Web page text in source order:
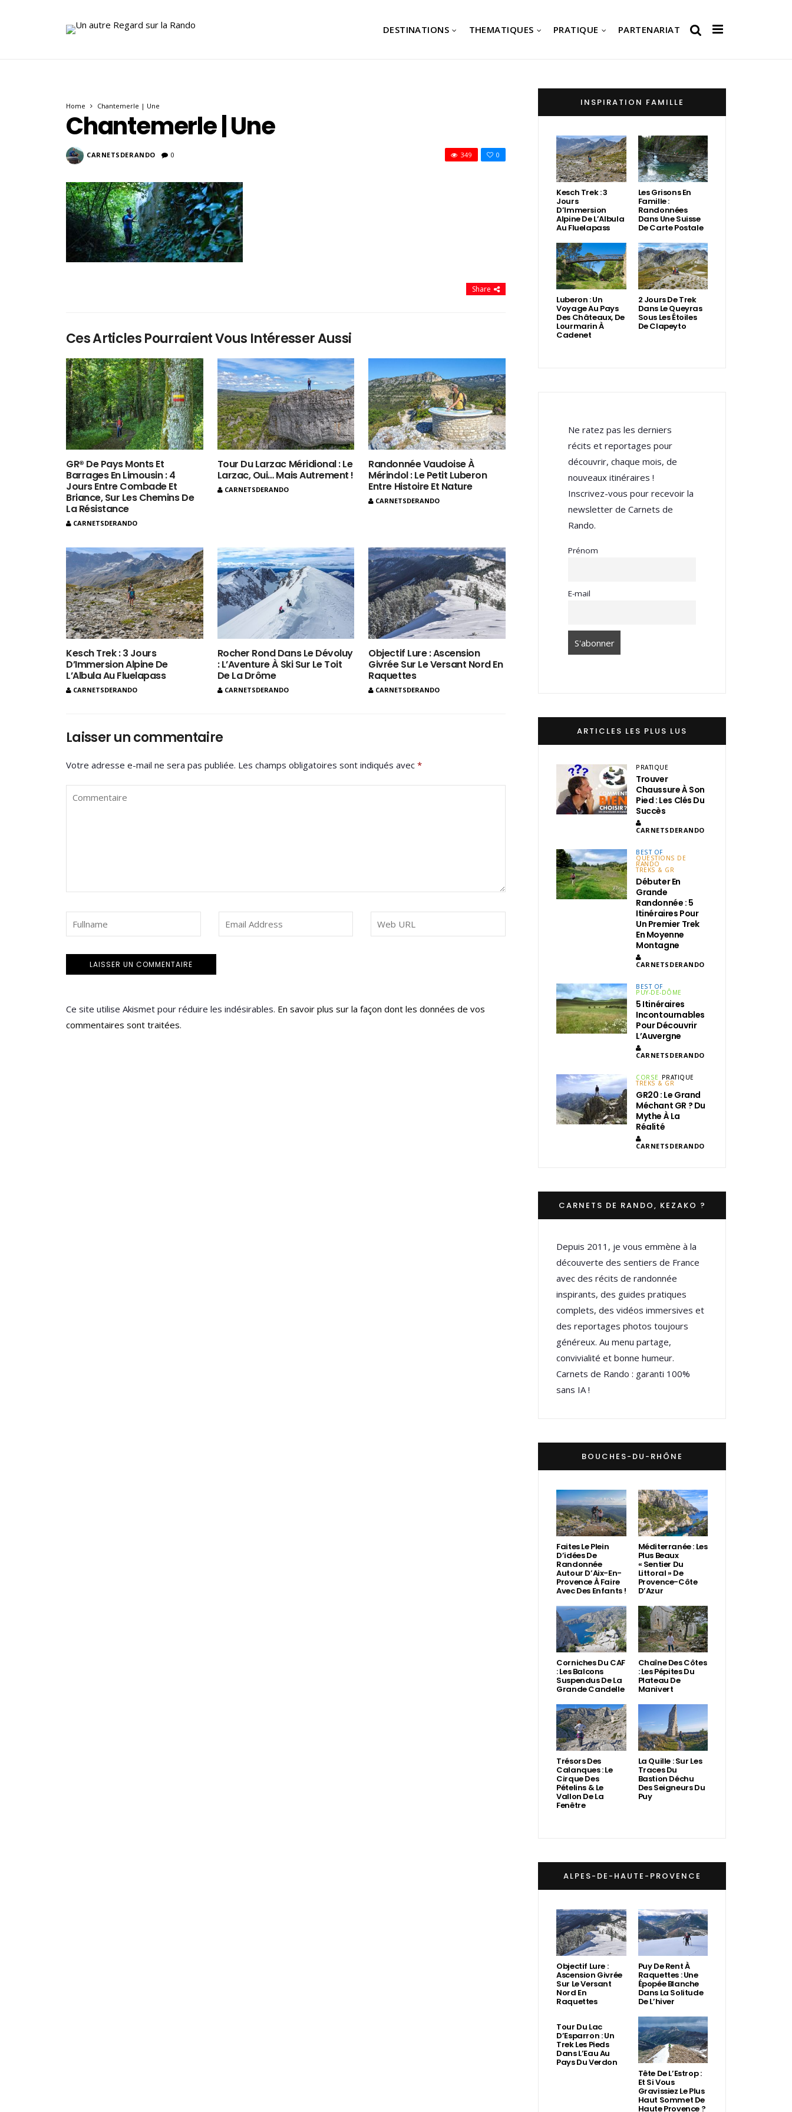
DESTINATIONS THEMATIQUES PRATIQUE PARTENARIAT
Home Chantemerle | Une
Chantemerle | Une
CARNETSDERANDO 0 0
349
Share
Ces Articles Pourraient Vous Intéresser Aussi
GR® De Pays Monts Et
Barrages En Limousin : 4
Jours Entre Combade Et
Briance, Sur Les Chemins De
La Résistance
CARNETSDERANDO
Tour Du Larzac Méridional : Le
Larzac, Oui… Mais Autrement !
CARNETSDERANDO
Randonnée Vaudoise À
Mérindol : Le Petit Luberon
Entre Histoire Et Nature
CARNETSDERANDO
Kesch Trek : 3 Jours
D’Immersion Alpine De
L’Albula Au Fluelapass
CARNETSDERANDO
Rocher Rond Dans Le Dévoluy
: L’Aventure À Ski Sur Le Toit
De La Drôme
CARNETSDERANDO
Objectif Lure : Ascension
Givrée Sur Le Versant Nord En
Raquettes
CARNETSDERANDO
Laisser un commentaire
Votre adresse e-mail ne sera pas publiée. Les champs obligatoires sont indiqués avec *
Ce site utilise Akismet pour réduire les indésirables. En savoir plus sur la façon dont les données de vos
commentaires sont traitées.
INSPIRATION FAMILLE
Kesch Trek : 3
Jours
D’Immersion
Alpine De L’Albula
Au Fluelapass
Les Grisons En
Famille :
Randonnées
Dans Une Suisse
De Carte Postale
Luberon : Un
Voyage Au Pays
Des Châteaux, De
Lourmarin À
Cadenet
2 Jours De Trek
Dans Le Queyras
Sous Les Étoiles
De Clapeyto
Ne ratez pas les derniers
récits et reportages pour
découvrir, chaque mois, de
nouveaux itinéraires !
Inscrivez-vous pour recevoir la
newsletter de Carnets de
Rando.
Prénom
E-mail
ARTICLES LES PLUS LUS
PRATIQUE
Trouver
Chaussure À Son
Pied : Les Clés Du
Succès
CARNETSDERANDO
BEST OF
QUESTIONS DE
RANDO
TREKS & GR
Débuter En
Grande
Randonnée : 5
Itinéraires Pour
Un Premier Trek
En Moyenne
Montagne
CARNETSDERANDO
BEST OF
PUY-DE-DÔME
5 Itinéraires
Incontournables
Pour Découvrir
L’Auvergne
CARNETSDERANDO
CORSE PRATIQUE
TREKS & GR
GR20 : Le Grand
Méchant GR ? Du
Mythe À La
Réalité
CARNETSDERANDO
CARNETS DE RANDO, KEZAKO ?
Depuis 2011, je vous emmène à la
découverte des sentiers de France
avec des récits de randonnée
inspirants, des guides pratiques
complets, des vidéos immersives et
des reportages photos toujours
généreux. Au menu partage,
convivialité et bonne humeur.
Carnets de Rando : garanti 100%
sans IA !
BOUCHES-DU-RHÔNE
Faites Le Plein
D’idées De
Randonnée
Autour D’Aix-En-
Provence À Faire
Avec Des Enfants !
Méditerranée : Les
Plus Beaux
« Sentier Du
Littoral » De
Provence-Côte
D’Azur
Corniches Du CAF
: Les Balcons
Suspendus De La
Grande Candelle
Chaîne Des Côtes
: Les Pépites Du
Plateau De
Manivert
Trésors Des
Calanques : Le
Cirque Des
Pételins & Le
Vallon De La
Fenêtre
La Quille : Sur Les
Traces Du
Bastion Déchu
Des Seigneurs Du
Puy
ALPES-DE-HAUTE-PROVENCE
Objectif Lure :
Ascension Givrée
Sur Le Versant
Nord En
Raquettes
Puy De Rent À
Raquettes : Une
Épopée Blanche
Dans La Solitude
De L’hiver
Tour Du Lac
D’Esparron : Un
Trek Les Pieds
Dans L’Eau Au
Pays Du Verdon
Tête De L’Estrop :
Et Si Vous
Gravissiez Le Plus
Haut Sommet De
Haute Provence ?